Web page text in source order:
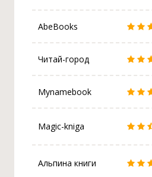
AbeBooks
Читай-город
Mynamebook
Magic-kniga
Альпина книги